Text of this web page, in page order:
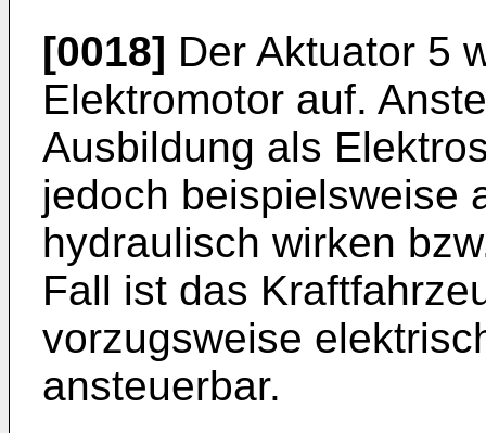
[0018] Der Aktuator 5
Elektromotor auf.
Ausbildung als
jedoch beispielsweise
hydraulisch wirken
Fall ist das
vorzugsweise
ansteuerbar.